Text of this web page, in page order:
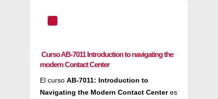
^
Curso AB-7011 Introduction to navigating the
modern Contact Center
El cursoAB-7011: Introduction to
Navigating the Modern Contact Centeres